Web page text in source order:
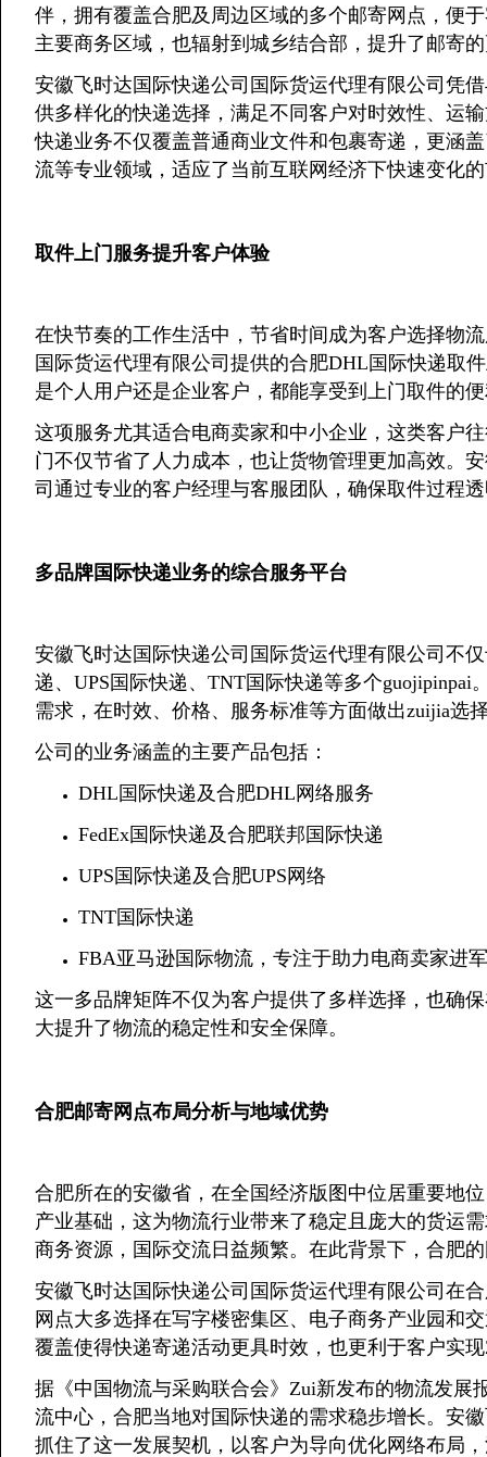
伴，拥有覆盖合肥及周边区域的多个邮寄网点，便
主要商务区域，也辐射到城乡结合部，提升了邮寄
安徽飞时达国际快递公司国际货运代理有限公司凭
供多样化的快递选择，满足不同客户对时效性、运
快递业务不仅覆盖普通商业文件和包裹寄递，更涵
流等专业领域，适应了当前互联网经济下快速变化
取件上门服务提升客户体验
在快节奏的工作生活中，节省时间成为客户选择物
国际货运代理有限公司提供的合肥DHL国际快递取
是个人用户还是企业客户，都能享受到上门取件的
这项服务尤其适合电商卖家和中小企业，这类客户
门不仅节省了人力成本，也让货物管理更加高效。
司通过专业的客户经理与客服团队，确保取件过程
多品牌国际快递业务的综合服务平台
安徽飞时达国际快递公司国际货运代理有限公司不
递、UPS国际快递、TNT国际快递等多个guojipinpai
需求，在时效、价格、服务标准等方面做出zuijia选
公司的业务涵盖的主要产品包括：
DHL国际快递及合肥DHL网络服务
FedEx国际快递及合肥联邦国际快递
UPS国际快递及合肥UPS网络
TNT国际快递
FBA亚马逊国际物流，专注于助力电商卖家进
这一多品牌矩阵不仅为客户提供了多样选择，也确
大提升了物流的稳定性和安全保障。
合肥邮寄网点布局分析与地域优势
合肥所在的安徽省，在全国经济版图中位居重要地
产业基础，这为物流行业带来了稳定且庞大的货运
商务资源，国际交流日益频繁。在此背景下，合肥
安徽飞时达国际快递公司国际货运代理有限公司在
网点大多选择在写字楼密集区、电子商务产业园和
覆盖使得快递寄递活动更具时效，也更利于客户实
据《中国物流与采购联合会》Zui新发布的物流发展
流中心，合肥当地对国际快递的需求稳步增长。安
抓住了这一发展契机，以客户为导向优化网络布局